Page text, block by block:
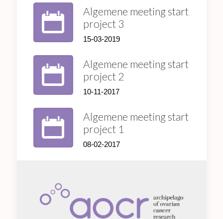
Algemene meeting start
project 3
15-03-2019
Algemene meeting start
project 2
10-11-2017
Algemene meeting start
project 1
08-02-2017